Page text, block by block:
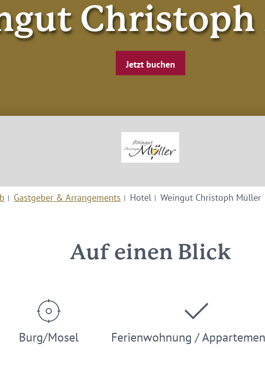
Jetzt buchen
Gastgeber & Arrangements Hotel Weingut Christoph Müller
Auf einen Blick
Burg/Mosel Ferienwohnung /